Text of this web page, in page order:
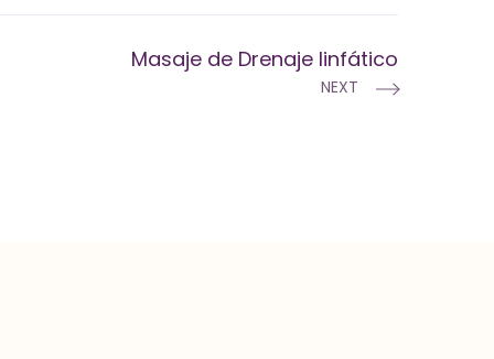
Masaje de Drenaje linfático
NEXT